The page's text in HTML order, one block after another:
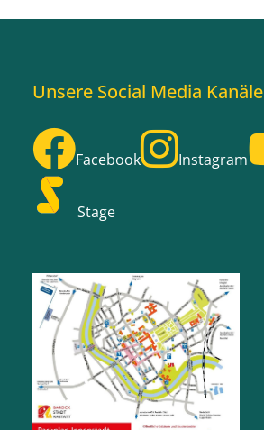
Unsere Social Media Kanäle
Facebook Instagram
Stage